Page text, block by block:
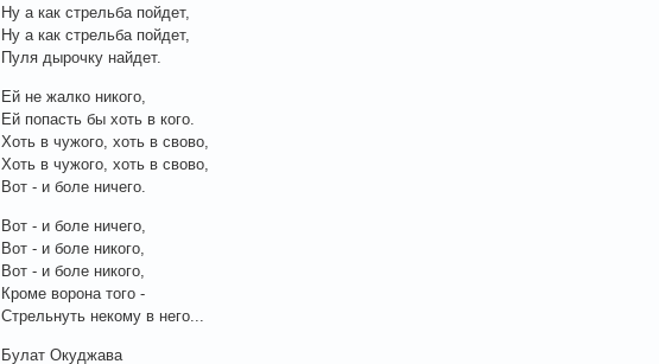
Ну а как стрельба пойдет,
Ну а как стрельба пойдет,
Пуля дырочку найдет.
Ей не жалко никого,
Ей попасть бы хоть в кого.
Хоть в чужого, хоть в свово,
Хоть в чужого, хоть в свово,
Вот - и боле ничего.
Вот - и боле ничего,
Вот - и боле никого,
Вот - и боле никого,
Кроме ворона того -
Стрельнуть некому в него...
Булат Окуджава